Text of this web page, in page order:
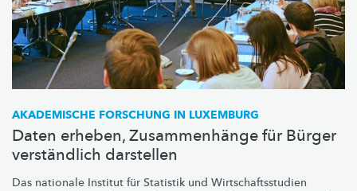
AKADEMISCHE FORSCHUNG IN LUXEMBURG
Daten erheben, Zusammenhänge für Bürger
verständlich darstellen
Das nationale Institut für Statistik und Wirtschaftsstudien